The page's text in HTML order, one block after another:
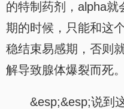
的特制药剂，alpha就
期的时候，只能和这
稳结束易感期，否则
解导致腺体爆裂而死
&esp;&esp;说到